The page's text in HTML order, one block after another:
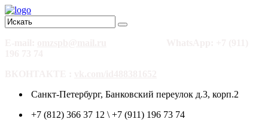
Санкт-Петербург, Банковский переулок д.3, корп.2
+7 (812) 366 37 12 \ +7 (911) 196 73 74